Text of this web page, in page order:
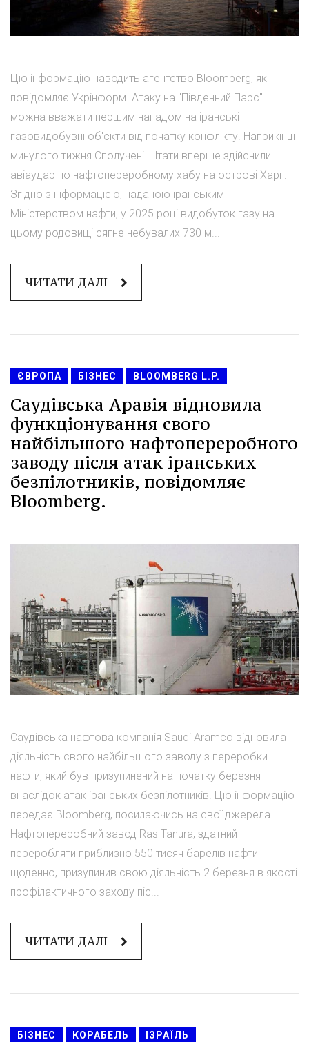
Цю інформацію наводить агентство Bloomberg, як
повідомляє Укрінформ. Атаку на "Південний Парс"
можна вважати першим нападом на іранські
газовидобувні об'єкти від початку конфлікту. Наприкінці
минулого тижня Сполучені Штати вперше здійснили
авіаудар по нафтопереробному хабу на острові Харг.
Згідно з інформацією, наданою іранським
Міністерством нафти, у 2025 році видобуток газу на
цьому родовищі сягне небувалих 730 м...
ЧИТАТИ ДАЛІ
ЄВРОПА БІЗНЕС BLOOMBERG L.P.
Саудівська Аравія відновила
функціонування свого
найбільшого нафтопереробного
заводу після атак іранських
безпілотників, повідомляє
Bloomberg.
Саудівська нафтова компанія Saudi Aramco відновила
діяльність свого найбільшого заводу з переробки
нафти, який був призупинений на початку березня
внаслідок атак іранських безпілотників. Цю інформацію
передає Bloomberg, посилаючись на свої джерела.
Нафтопереробний завод Ras Tanura, здатний
переробляти приблизно 550 тисяч барелів нафти
щоденно, призупинив свою діяльність 2 березня в якості
профілактичного заходу піс...
ЧИТАТИ ДАЛІ
БІЗНЕС КОРАБЕЛЬ ІЗРАЇЛЬ